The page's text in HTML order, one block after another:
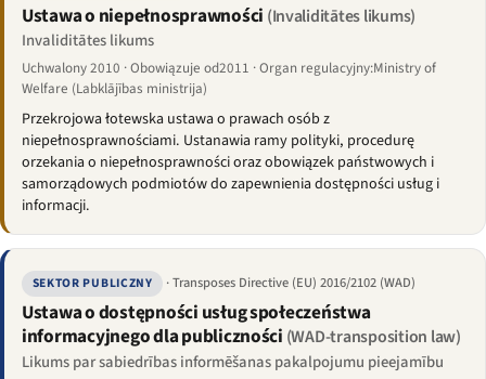
Ustawa o niepełnosprawności (Invaliditātes likums)
Invaliditātes likums
Uchwalony 2010 · Obowiązuje od2011 · Organ regulacyjny:Ministry of
Welfare (Labklājības ministrija)
Przekrojowa łotewska ustawa o prawach osób z
niepełnosprawnościami. Ustanawia ramy polityki, procedurę
orzekania o niepełnosprawności oraz obowiązek państwowych i
samorządowych podmiotów do zapewnienia dostępności usług i
informacji.
SEKTOR PUBLICZNY · Transposes Directive (EU) 2016/2102 (WAD)
Ustawa o dostępności usług społeczeństwa
informacyjnego dla publiczności (WAD-transposition law)
Likums par sabiedrības informēšanas pakalpojumu pieejamību